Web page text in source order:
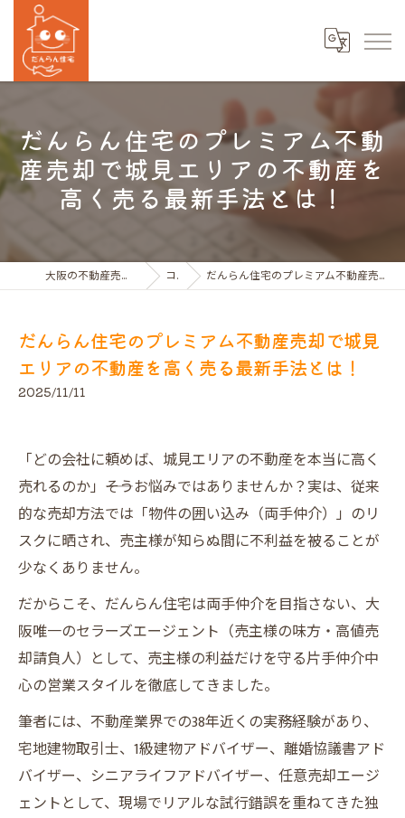
だんらん住宅のプレミアム不動
産売却で城見エリアの不動産を
高く売る最新手法とは！
大阪の不動産売買ならだんらん住宅株式会社 コラム だんらん住宅のプレミアム不動産売却で城見エリアの不動産を高く売る最新手法とは！
だんらん住宅のプレミアム不動産売却で城見
エリアの不動産を高く売る最新手法とは！
2025/11/11
「どの会社に頼めば、城見エリアの不動産を本当に高く
売れるのか」――そうお悩みではありませんか？実は、従来
的な売却方法では「物件の囲い込み（両手仲介）」のリ
スクに晒され、売主様が知らぬ間に不利益を被ることが
少なくありません。
だからこそ、だんらん住宅は両手仲介を目指さない、大
阪唯一のセラーズエージェント（売主様の味方・高値売
却請負人）として、売主様の利益だけを守る片手仲介中
心の営業スタイルを徹底してきました。
筆者には、不動産業界での38年近くの実務経験があり、
宅地建物取引士、1級建物アドバイザー、離婚協議書アド
バイザー、シニアライフアドバイザー、任意売却エージ
ェントとして、現場でリアルな試行錯誤を重ねてきた独